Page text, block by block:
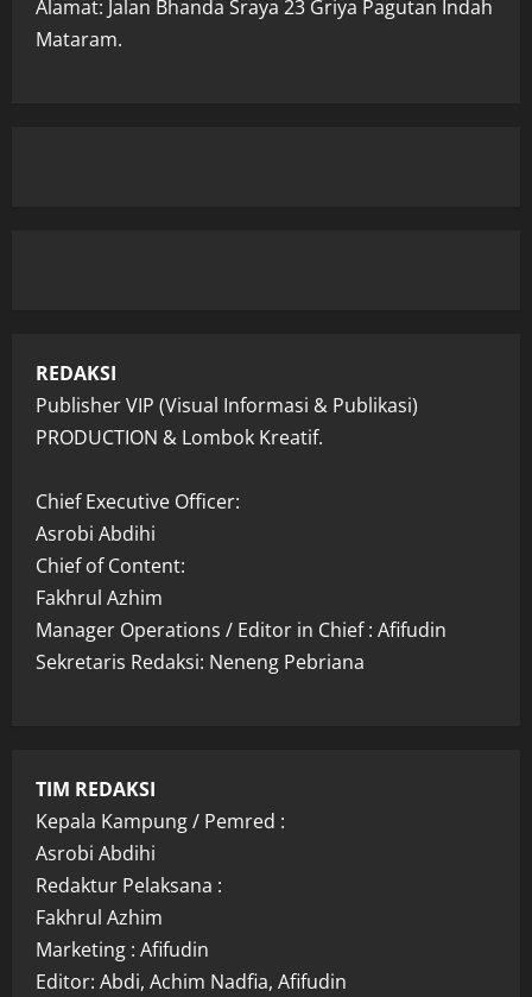
Alamat: Jalan Bhanda Sraya 23 Griya Pagutan Indah
Mataram.
REDAKSI
Publisher VIP (Visual Informasi & Publikasi)
PRODUCTION & Lombok Kreatif.
Chief Executive Officer:
Asrobi Abdihi
Chief of Content:
Fakhrul Azhim
Manager Operations / Editor in Chief : Afifudin
Sekretaris Redaksi: Neneng Pebriana
TIM REDAKSI
Kepala Kampung / Pemred :
Asrobi Abdihi
Redaktur Pelaksana :
Fakhrul Azhim
Marketing : Afifudin
Editor: Abdi, Achim Nadfia, Afifudin